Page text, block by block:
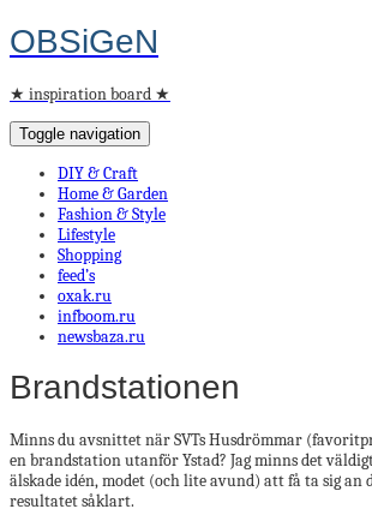
OBSiGeN
★ inspiration board ★
Toggle navigation
DIY & Craft
Home & Garden
Fashion & Style
Lifestyle
Shopping
feed’s
oxak.ru
infboom.ru
newsbaza.ru
Brandstationen
Minns du avsnittet när SVTs Husdrömmar
en brandstation utanför Ystad? Jag minns det
älskade idén, modet (och lite avund) att få ta sig an
resultatet såklart.